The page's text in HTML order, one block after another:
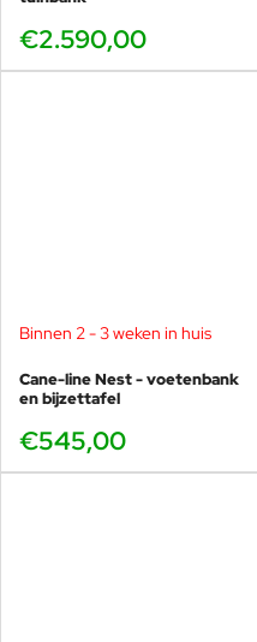
€2.590,00
Binnen 2 - 3 weken in huis
Cane-line Nest - voetenbank
en bijzettafel
€545,00